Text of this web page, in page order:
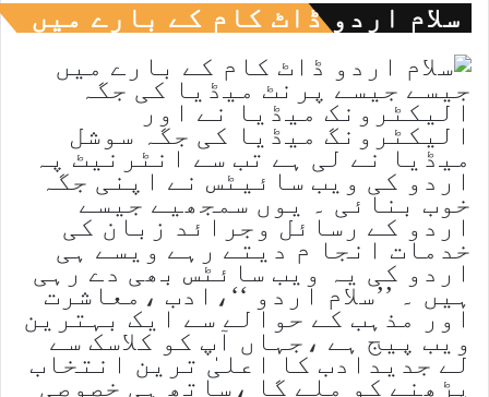
سلام اردو ڈاٹ کام کے بارے میں
جیسے جیسے پرنٹ میڈیا کی جگہ
الیکٹرونک میڈیا نے اور
الیکٹرونگ میڈیا کی جگہ سوشل
میڈیا نے لی ہے تب سے انٹرنیٹ پہ
اردو کی ویب سائیٹس نے اپنی جگہ
خوب بنائی ۔ یوں سمجھیے جیسے
اردو کے رسائل وجرائد زبان کی
خدمات انجا م دیتے رہے ویسے ہی
اردو کی یہ ویب سائٹس بھی دے رہی
ہیں ۔ ’’سلام اردو ‘‘،ادب ،معاشرت
اور مذہب کے حوالے سے ایک بہترین
ویب پیج ہے ،جہاں آپ کو کلاسک سے
لے جدیدادب کا اعلیٰ ترین انتخاب
پڑھنے کو ملے گا ،ساتھ ہی خصوصی